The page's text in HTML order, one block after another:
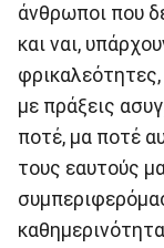
άνθρωποι που
και ναι,
με πράξεις
ποτέ, μα ποτέ
τους εαυτούς